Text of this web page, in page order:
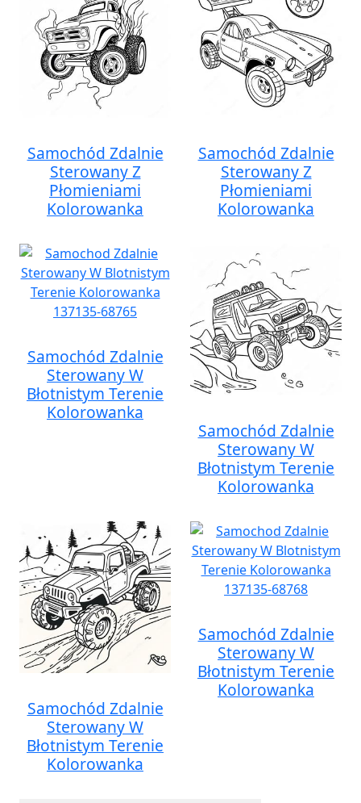
Samochód Zdalnie
Sterowany Z
Płomieniami
Kolorowanka
Samochód Zdalnie
Sterowany Z
Płomieniami
Kolorowanka
Samochód Zdalnie
Sterowany W
Błotnistym Terenie
Kolorowanka
Samochód Zdalnie
Sterowany W
Błotnistym Terenie
Kolorowanka
Samochód Zdalnie
Sterowany W
Błotnistym Terenie
Kolorowanka
Samochód Zdalnie
Sterowany W
Błotnistym Terenie
Kolorowanka